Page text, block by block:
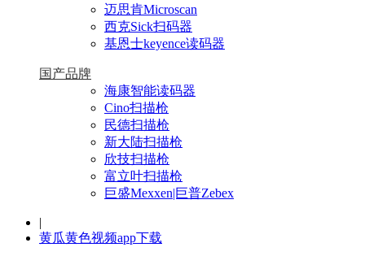
迈思肯Microscan
西克Sick扫码器
基恩士keyence读码器
国产品牌
海康智能读码器
Cino扫描枪
民德扫描枪
新大陆扫描枪
欣技扫描枪
富立叶扫描枪
巨盛Mexxen|巨普Zebex
|
黄瓜黄色视频app下载